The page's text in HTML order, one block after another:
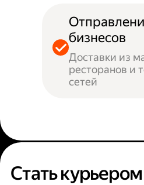
бизнесов
Доставки из
ресторанов и
сетей
Стать курьером